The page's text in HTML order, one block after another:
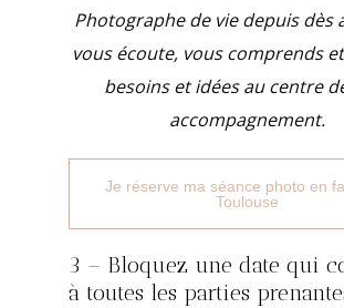
Photographe de vie depuis dès
vous écoute, vous comprends
besoins et idées au centre
accompagnement.
Je réserve ma séance photo en
Toulouse
3 – Bloquez une date qui
à toutes les parties